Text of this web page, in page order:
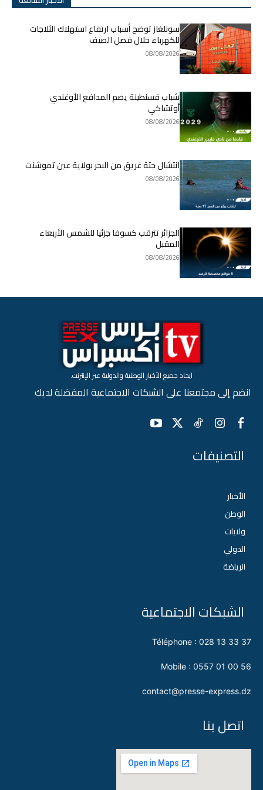
سونلغاز توضح أسباب ارتفاع استهلاك الثلاجات
للكهرباء خلال فصل الصيف
08/08/2026
شباب قسنطينة يضم المدافع الأوغندي
أوتشاكي
08/08/2026
انتشال جثة غريق من البحر بولاية عين تموشنت
08/08/2026
الجزائر تترقب كسوفا جزئيا للشمس الأربعاء
المقبل
08/08/2026
اتصل بنا
الشبكات الاجتماعية
Téléphone : 028 13 33 37
Mobile : 0557 01 00 56
contact@presse-express.dz
التصنيفات
الأخبار
الوطن
ولايات
الدولي
الرياضة
ايجاد جميع الأخبار الوطنية والدولية عبر الإنترنت.
انضم إلى مجتمعنا على الشبكات الاجتماعية المفضلة لديك